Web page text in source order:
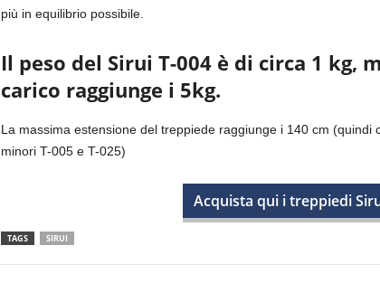
più in equilibrio possibile.
Il peso del Sirui T-004 è di circa 1 kg,
carico raggiunge i 5kg.
La massima estensione del treppiede raggiunge i 140 cm (quindi
minori T-005 e T-025)
Acquista qui i treppiedi
TAGS SIRUI